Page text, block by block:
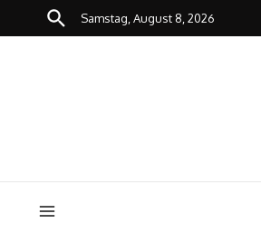
Zum Inhalt springen
Samstag, August 8, 2026